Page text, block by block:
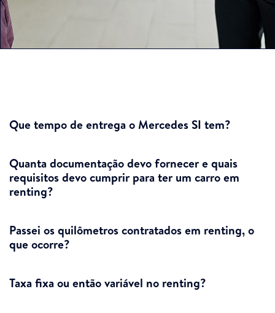
Que tempo de entrega o Mercedes SI tem?
Quanta documentação devo fornecer e quais
requisitos devo cumprir para ter um carro em
renting?
Passei os quilômetros contratados em renting, o
que ocorre?
Taxa fixa ou então variável no renting?